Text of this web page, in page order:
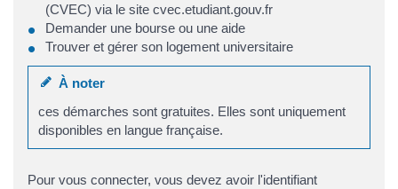
(CVEC) via le site cvec.etudiant.gouv.fr
Demander une bourse ou une aide
Trouver et gérer son logement universitaire
À noter
ces démarches sont gratuites. Elles sont uniquement
disponibles en langue française.
Pour vous connecter, vous devez avoir l'identifiant